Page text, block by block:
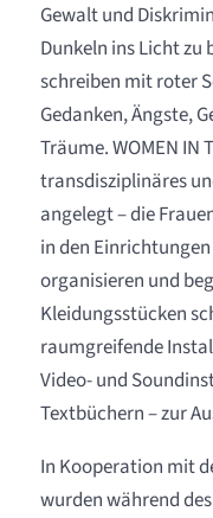
Gewalt und
Dunkeln ins Licht zu
schreiben mit roter
Gedanken, Ängste,
Träume. WOMEN IN
transdisziplinäres
angelegt – die
in den
organisieren und
Kleidungsstücken
raumgreifende
Video- und
Textbüchern – zur
In Kooperation mit
wurden während